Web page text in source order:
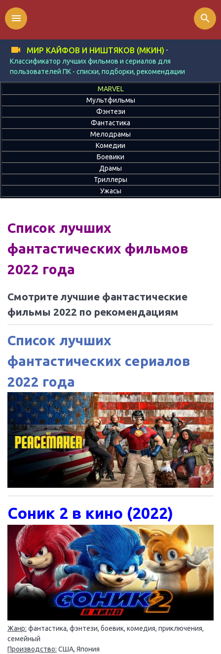
МИР КАЙФОВ И НИШТЯКОВ (МКИН) -
Классификатор лучших фильмов и сериалов для
пользователей ПК - списки, подборки, рекомендации
menu search
MARVEL
Мультфильмы
Фэнтези
Фантастика
Мелодрамы
Комедии
Боевики
Драмы
Триллеры
Ужасы
Список лучших
фантастических фильмов
2022 года
Смотрите лучшие фантастические
фильмы 2022 по рекомендациям
Список лучших
фантастических сериалов
2022 года
Соник 2 в кино (2022)
Жанр: фантастика, фэнтези, боевик, комедия, приключения,
семейный
Производство: США, Япония